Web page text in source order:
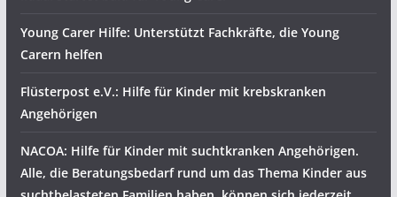
Young Carer Hilfe: Unterstützt Fachkräfte, die Young
Carern helfen
Flüsterpost e.V.: Hilfe für Kinder mit krebskranken
Angehörigen
NACOA: Hilfe für Kinder mit suchtkranken Angehörigen.
Alle, die Beratungsbedarf rund um das Thema Kinder aus